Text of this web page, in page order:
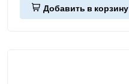
Добавить в корзину